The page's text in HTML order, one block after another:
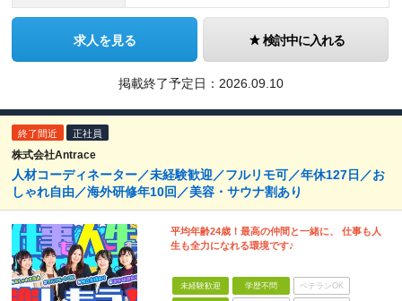
求人を見る 検討中に入れる
掲載終了予定日： 2026.09.10
終了間近 正社員
株式会社Antrace
人材コーディネーター／未経験歓迎／フルリモ可／年休127日／お
しゃれ自由／海外研修年10回／美容・サウナ割あり
平均年齢24歳！最高の仲間と一緒に、 仕事も人
生も全力になれる環境です♪
未経験歓迎 学歴不問 ベテランOK